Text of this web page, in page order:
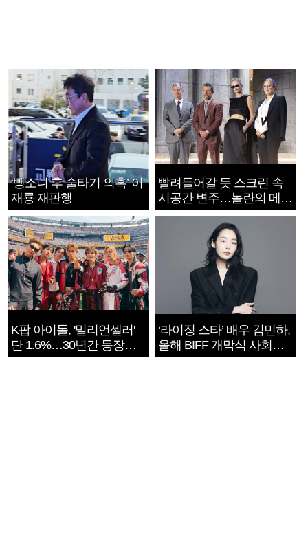
‘뺑소니 후 술타기 의혹’ 이
재룡 재판행
빨려들어갈 듯 스크린 속
시공간 변주…놀란의 메시
지는 ‘전쟁 속죄’
K팝 아이돌, '밀리언셀러'
단 1.6%…30년간 등장
1182개팀 전수조사
‘라이징 스타’ 배우 김민하,
올해 BIFF 개막식 사회자
확정